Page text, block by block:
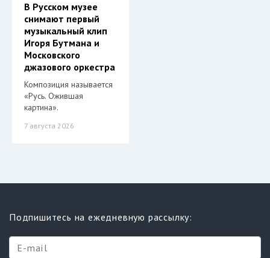
В Русском музее
снимают первый
музыкальный клип
Игоря Бутмана и
Московского
джазового оркестра
Композиция называется
«Русь. Ожившая
картина».
7 августа 2026
Подпишитесь на ежедневную рассылку: